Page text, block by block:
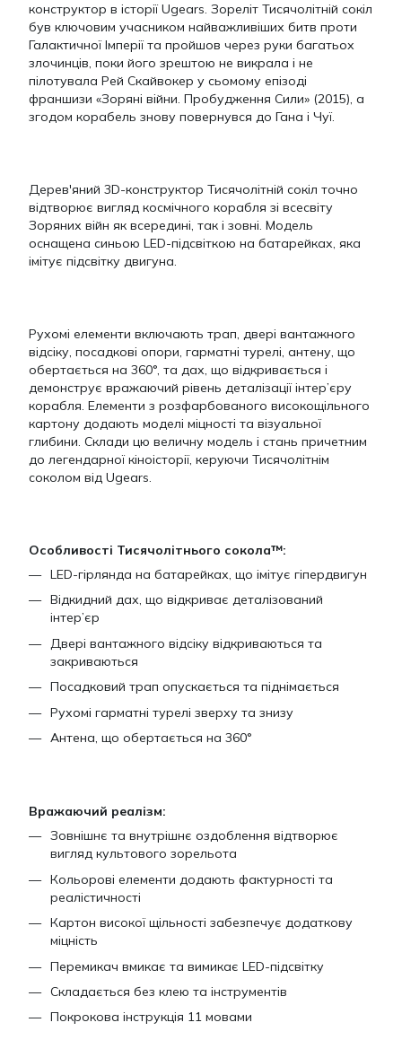
конструктор в історії Ugears. Зореліт Тисячолітній сокіл
був ключовим учасником найважливіших битв проти
Галактичної Імперії та пройшов через руки багатьох
злочинців, поки його зрештою не викрала і не
пілотувала Рей Скайвокер у сьомому епізоді
франшизи «Зоряні війни. Пробудження Сили» (2015), а
згодом корабель знову повернувся до Гана і Чуї.
Дерев'яний 3D-конструктор Тисячолітній сокіл точно
відтворює вигляд космічного корабля зі всесвіту
Зоряних війн як всередині, так і зовні. Модель
оснащена синьою LED-підсвіткою на батарейках, яка
імітує підсвітку двигуна.
Рухомі елементи включають трап, двері вантажного
відсіку, посадкові опори, гарматні турелі, антену, що
обертається на 360°, та дах, що відкривається і
демонструє вражаючий рівень деталізації інтер’єру
корабля. Елементи з розфарбованого високощільного
картону додають моделі міцності та візуальної
глибини. Склади цю величну модель і стань причетним
до легендарної кіноісторії, керуючи Тисячолітнім
соколом від Ugears.
Особливості Тисячолітнього сокола™:
LED-гірлянда на батарейках, що імітує гіпердвигун
Відкидний дах, що відкриває деталізований
інтер’єр
Двері вантажного відсіку відкриваються та
закриваються
Посадковий трап опускається та піднімається
Рухомі гарматні турелі зверху та знизу
Антена, що обертається на 360°
Вражаючий реалізм:
Зовнішнє та внутрішнє оздоблення відтворює
вигляд культового зорельота
Кольорові елементи додають фактурності та
реалістичності
Картон високої щільності забезпечує додаткову
міцність
Перемикач вмикає та вимикає LED-підсвітку
Складається без клею та інструментів
Покрокова інструкція 11 мовами